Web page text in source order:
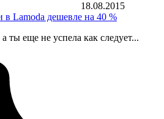
18.08.2015
Lamoda дешевле на 40 %
ты еще не успела как следует...